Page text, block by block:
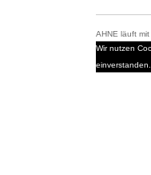
AHNE läuft mit
Wir nutzen
einverstanden.